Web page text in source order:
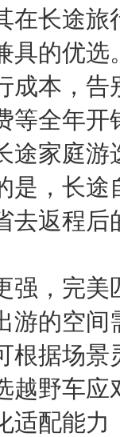
在长途
具的优选
成本，
等全年
途家庭
是，长
去返程
强，完
游的空
根据场
越野车
适配能